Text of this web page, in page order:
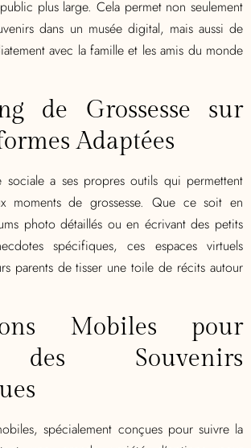
plus large. Cela permet non seulement
dans un musée digital, mais aussi de
avec la famille et les amis du monde
de Grossesse sur
Adaptées
sociale a ses propres outils qui permettent
moments de grossesse. Que ce soit en
photo détaillés ou en écrivant des petits
spécifiques, ces espaces virtuels
parents de tisser une toile de récits autour
Mobiles pour
Souvenirs
spécialement conçues pour suivre la